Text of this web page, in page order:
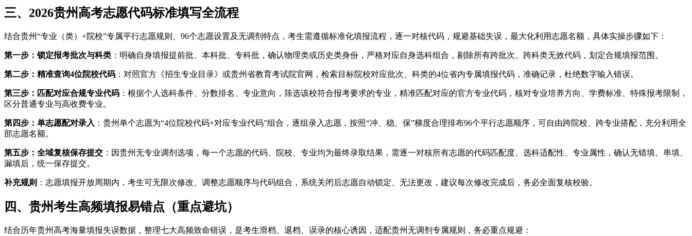
三、2026贵州高考志愿代码标准填写全流程
结合贵州“专业（类）+院校”专属平行志愿规则、96个志愿设置及无调剂特点，考生需遵循标准化填报流程，逐一对核代码，规避基础失误，最大化利用志愿名额，具体实操步骤如下：
第一步：锁定报考批次与科类 ：明确自身填报提前批、本科批、专科批，确认物理类或历史类身份，严格对应自身选科组合，剔除所有跨批次、跨科类无效代码，划定合规填报范围。
第二步：精准查询4位院校代码 ：对照官方《招生专业目录》或贵州省教育考试院官网，检索目标院校对应批次、科类的4位省内专属填报代码，准确记录，杜绝数字输入错误。
第三步：匹配对应合规专业代码 ：根据个人选科条件、分数排名、专业意向，筛选该校符合报考要求的专业，精准匹配对应的官方专业代码，核对专业培养方向、学费标准、特殊报考限制，
区分普通专业与高收费专业。
第四步：单志愿配对录入 ：贵州单个志愿为“4位院校代码+对应专业代码”组合，逐组录入志愿，按照“冲、稳、保”梯度合理排布96个平行志愿顺序，可自由跨院校、跨专业搭配，充分利用全
部志愿名额。
第五步：全域复核保存提交 ：因贵州无专业调剂选项，每一个志愿的代码、院校、专业均为最终录取结果，需逐一对核所有志愿的代码匹配度、选科适配性、专业属性，确认无错填、串填、
漏填后，统一保存提交。
补充规则 ：志愿填报开放周期内，考生可无限次修改、调整志愿顺序与代码组合，系统关闭后志愿自动锁定、无法更改，建议每次修改完成后，务必全面复核校验。
四、贵州考生高频填报易错点（重点避坑）
结合历年贵州高考海量填报失误数据，整理七大高频致命错误，是考生滑档、退档、误录的核心诱因，适配贵州无调剂专属规则，务必重点规避：